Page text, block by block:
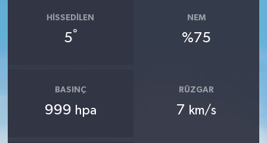
HISSEDILEN
5°
NEM
%75
BASINÇ
999 hpa
RÜZGAR
7 km/s